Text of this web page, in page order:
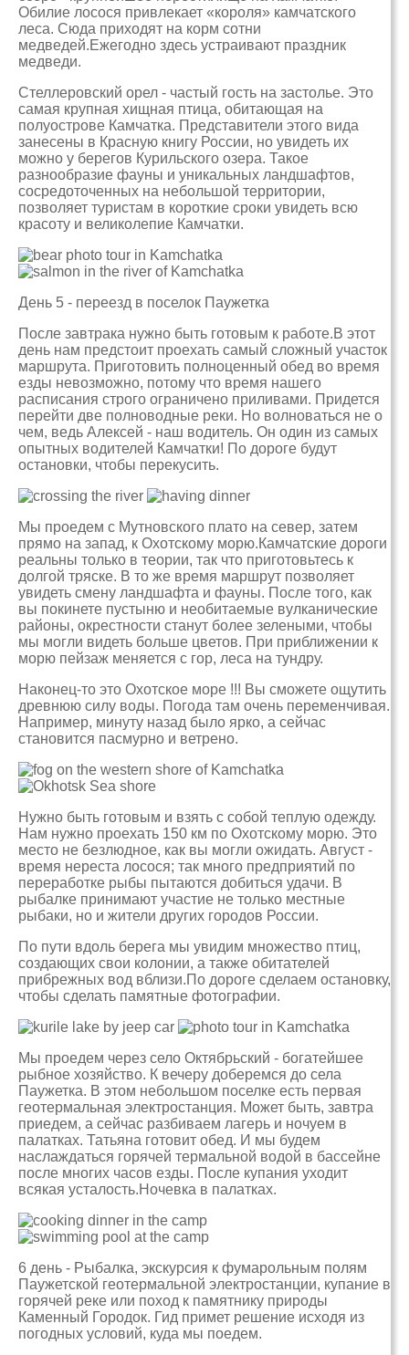
Обилие лосося привлекает «короля» камчатского
леса. Сюда приходят на корм сотни
медведей.Ежегодно здесь устраивают праздник
медведи.
Стеллеровский орел - частый гость на застолье. Это
самая крупная хищная птица, обитающая на
полуострове Камчатка. Представители этого вида
занесены в Красную книгу России, но увидеть их
можно у берегов Курильского озера. Такое
разнообразие фауны и уникальных ландшафтов,
сосредоточенных на небольшой территории,
позволяет туристам в короткие сроки увидеть всю
красоту и великолепие Камчатки.
День 5 - переезд в поселок Паужетка
После завтрака нужно быть готовым к работе.В этот
день нам предстоит проехать самый сложный участок
маршрута. Приготовить полноценный обед во время
езды невозможно, потому что время нашего
расписания строго ограничено приливами. Придется
перейти две полноводные реки. Но волноваться не о
чем, ведь Алексей - наш водитель. Он один из самых
опытных водителей Камчатки! По дороге будут
остановки, чтобы перекусить.
Мы проедем с Мутновского плато на север, затем
прямо на запад, к Охотскому морю.Камчатские дороги
реальны только в теории, так что приготовьтесь к
долгой тряске. В то же время маршрут позволяет
увидеть смену ландшафта и фауны. После того, как
вы покинете пустыню и необитаемые вулканические
районы, окрестности станут более зелеными, чтобы
мы могли видеть больше цветов. При приближении к
морю пейзаж меняется с гор, леса на тундру.
Наконец-то это Охотское море !!! Вы сможете ощутить
древнюю силу воды. Погода там очень переменчивая.
Например, минуту назад было ярко, а сейчас
становится пасмурно и ветрено.
Нужно быть готовым и взять с собой теплую одежду.
Нам нужно проехать 150 км по Охотскому морю. Это
место не безлюдное, как вы могли ожидать. Август -
время нереста лосося; так много предприятий по
переработке рыбы пытаются добиться удачи. В
рыбалке принимают участие не только местные
рыбаки, но и жители других городов России.
По пути вдоль берега мы увидим множество птиц,
создающих свои колонии, а также обитателей
прибрежных вод вблизи.По дороге сделаем остановку,
чтобы сделать памятные фотографии.
Мы проедем через село Октябрьский - богатейшее
рыбное хозяйство. К вечеру доберемся до села
Паужетка. В этом небольшом поселке есть первая
геотермальная электростанция. Может быть, завтра
приедем, а сейчас разбиваем лагерь и ночуем в
палатках. Татьяна готовит обед. И мы будем
наслаждаться горячей термальной водой в бассейне
после многих часов езды. После купания уходит
всякая усталость.Ночевка в палатках.
6 день - Рыбалка, экскурсия к фумарольным полям
Паужетской геотермальной электростанции, купание в
горячей реке или поход к памятнику природы
Каменный Городок. Гид примет решение исходя из
погодных условий, куда мы поедем.